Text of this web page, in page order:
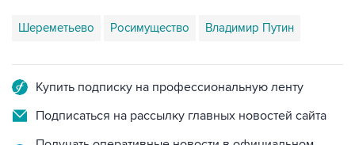
Шереметьево Росимущество Владимир Путин
Купить подписку на профессиональную ленту
Подписаться на рассылку главных новостей сайта